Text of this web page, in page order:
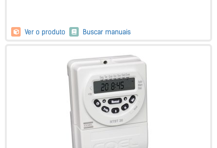
Ver o produto Buscar manuais